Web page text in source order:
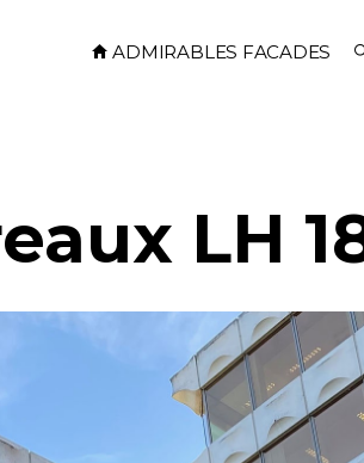
ADMIRABLES FACADES
LH